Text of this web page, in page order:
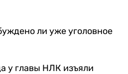
ли уже уголовное
у главы НЛК изъяли